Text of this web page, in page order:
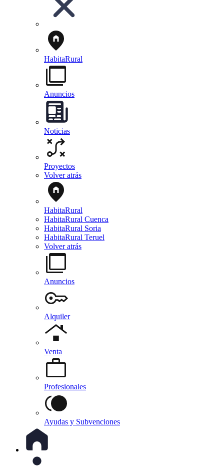
HabitaRural
Anuncios
Noticias
Proyectos
Volver atrás
HabitaRural
HabitaRural Cuenca
HabitaRural Soria
HabitaRural Teruel
Volver atrás
Anuncios
Alquiler
Venta
Profesionales
Ayudas y Subvenciones